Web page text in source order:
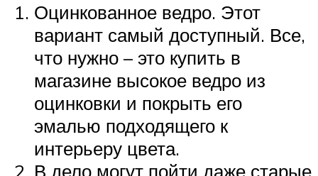
Оцинкованное ведро. Этот
вариант самый доступный. Все,
что нужно – это купить в
магазине высокое ведро из
оцинковки и покрыть его
эмалью подходящего к
интерьеру цвета.
В дело могут пойти даже старые